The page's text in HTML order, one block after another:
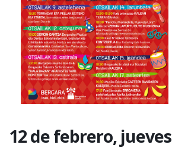
12 de febrero, jueves